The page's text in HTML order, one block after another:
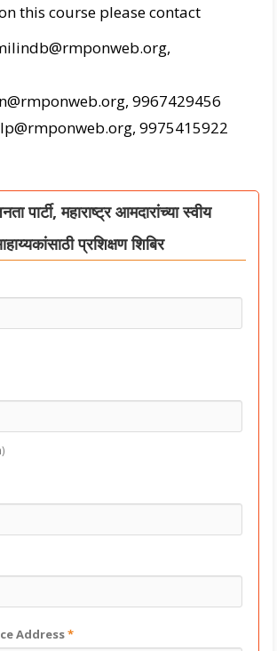
this course please contact
milindb@rmponweb.org,
9967429456
9975415922
पार्टी, महाराष्ट्र आमदारांच्या स्वीय
प्रशिक्षण शिबिर
Address*